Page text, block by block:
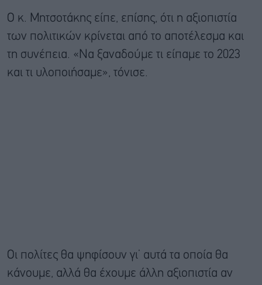
Ο κ. Μητσοτάκης είπε, επίσης, ότι η αξιοπιστία
των πολιτικών κρίνεται από το αποτέλεσμα και
τη συνέπεια. «Να ξαναδούμε τι είπαμε το 2023
και τι υλοποιήσαμε», τόνισε.
Οι πολίτες θα ψηφίσουν γι’ αυτά τα οποία θα
κάνουμε, αλλά θα έχουμε άλλη αξιοπιστία αν